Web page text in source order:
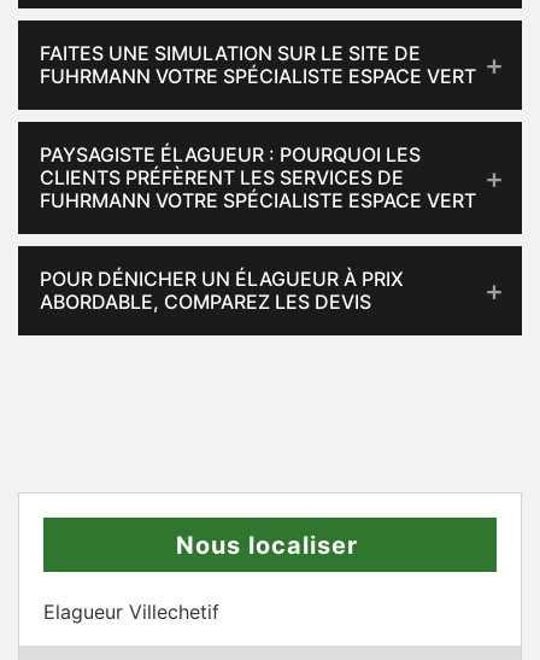
FAITES UNE SIMULATION SUR LE SITE DE
FUHRMANN VOTRE SPÉCIALISTE ESPACE VERT
PAYSAGISTE ÉLAGUEUR : POURQUOI LES
CLIENTS PRÉFÈRENT LES SERVICES DE
FUHRMANN VOTRE SPÉCIALISTE ESPACE VERT
POUR DÉNICHER UN ÉLAGUEUR À PRIX
ABORDABLE, COMPAREZ LES DEVIS
Nous localiser
Elagueur Villechetif